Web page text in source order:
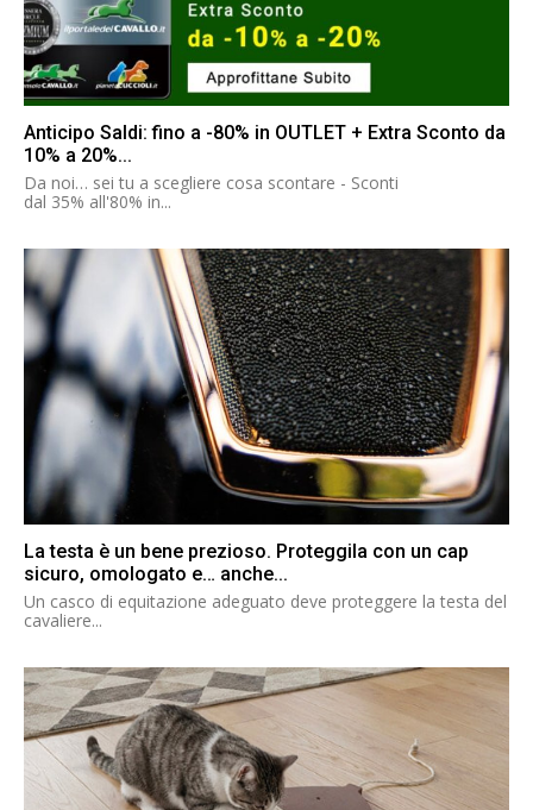
Anticipo Saldi: fino a -80% in OUTLET + Extra Sconto da
10% a 20%...
Da noi… sei tu a scegliere cosa scontare - Sconti
dal 35% all'80% in...
La testa è un bene prezioso. Proteggila con un cap
sicuro, omologato e… anche...
Un casco di equitazione adeguato deve proteggere la testa del
cavaliere...